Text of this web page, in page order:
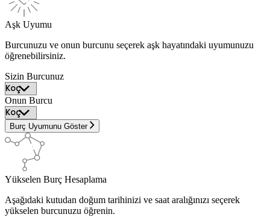
Aşk Uyumu
Burcunuzu ve onun burcunu seçerek aşk hayatındaki uyumunuzu
öğrenebilirsiniz.
Sizin Burcunuz
Onun Burcu
Burç Uyumunu Göster
Yükselen Burç Hesaplama
Aşağıdaki kutudan doğum tarihinizi ve saat aralığınızı seçerek
yükselen burcunuzu öğrenin.